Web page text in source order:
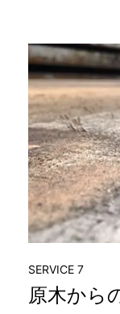
原木から
SERVICE 7